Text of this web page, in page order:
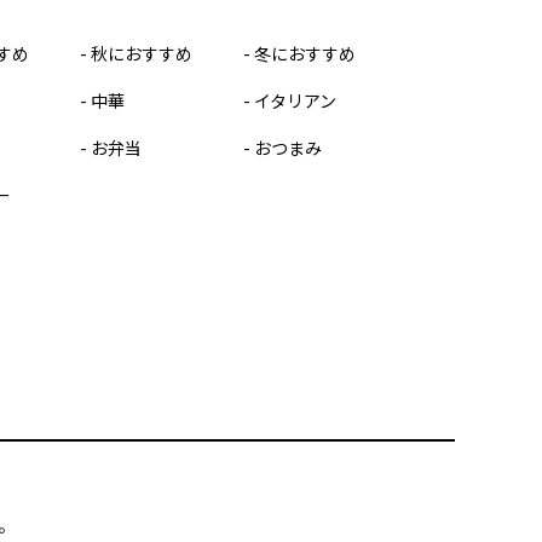
め 秋におすすめ
冬におすすめ
中華
イタリアン
お弁当
おつまみ